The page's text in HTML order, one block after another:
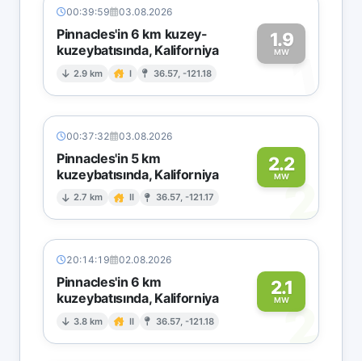
00:39:59 03.08.2026
Pinnacles'in 6 km kuzey-
kuzeybatısında, Kaliforniya
2.9 km I 36.57, -121.18
1.9
MW1
00:37:32 03.08.2026
Pinnacles'in 5 km
kuzeybatısında, Kaliforniya
2.7 km II 36.57, -121.17
2.2
MW2
20:14:19 02.08.2026
Pinnacles'in 6 km
kuzeybatısında, Kaliforniya
3.8 km II 36.57, -121.18
2.1
MW
2